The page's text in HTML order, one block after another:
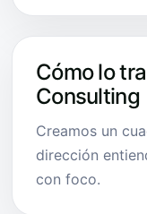
Cómo lo
Consulting
Creamos un
dirección
con foco.